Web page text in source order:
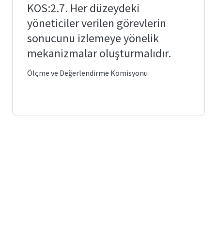
KOS:2.7. Her düzeydeki
yöneticiler verilen görevlerin
sonucunu izlemeye yönelik
mekanizmalar oluşturmalıdır.
Ölçme ve Değerlendirme Komisyonu